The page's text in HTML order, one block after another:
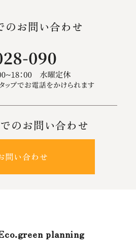
のお問い合わせ
のお問い合わせ
問い合わせ
planning